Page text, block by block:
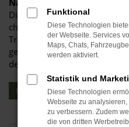
Nachhaltigkeit.
Die Marke WEY, benannt
chinesischen Königreich,
Tradition und modernster
gesetzt, die Art und Weise,
denken und diese erleben, zu
NEHMEN SIE KONTAKT MIT
Funktional
Diese Technologien
der Webseite. Services
Maps, Chats,
werden aktiviert.
Statistik und
Diese Technologien
Webseite zu
zu verbessern. Zudem
die von dritten